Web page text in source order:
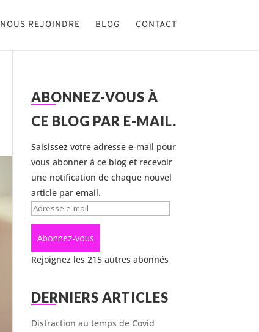
NOUS REJOINDRE BLOG CONTACT
ABONNEZ-VOUS À
CE BLOG PAR E-MAIL.
Saisissez votre adresse e-mail pour
vous abonner à ce blog et recevoir
une notification de chaque nouvel
article par email.
Adresse
e-
mail
Abonnez-vous
Rejoignez les 215 autres abonnés
DERNIERS ARTICLES
Distraction au temps de Covid